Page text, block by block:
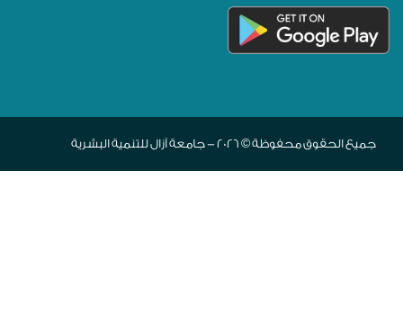
جميع الحقوق محفوظة © 2026 - جامعة آزال للتنمية البشرية